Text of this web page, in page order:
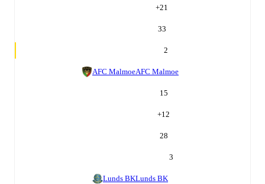
+21
33
2
AFC MalmoeAFC Malmoe
15
+12
28
3
Lunds BKLunds BK